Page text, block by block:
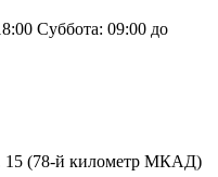
Суббота: 09:00 до
15 (78-й километр МКАД)